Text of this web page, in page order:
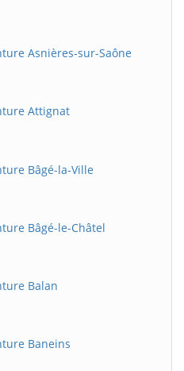
Asnières-sur-Saône
Attignat
Bâgé-la-Ville
Bâgé-le-Châtel
Balan
Baneins